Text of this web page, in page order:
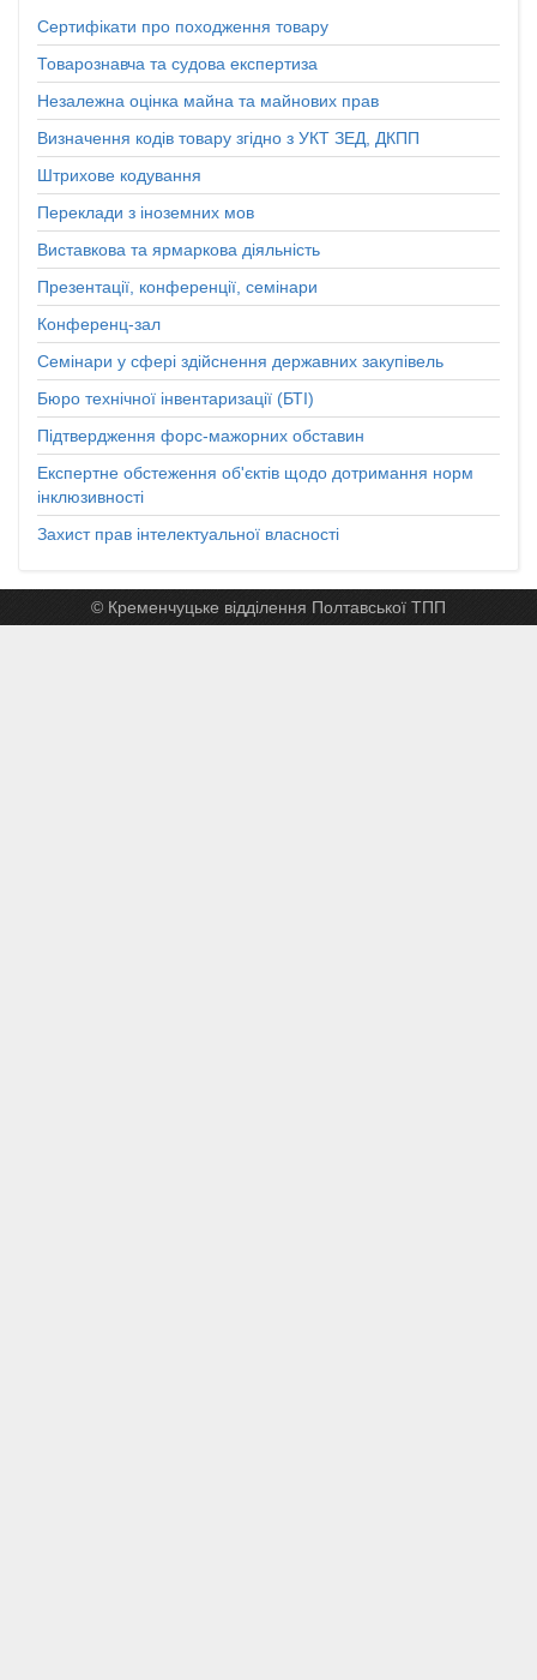
Сертифікати про походження товару
Товарознавча та судова експертиза
Незалежна оцінка майна та майнових прав
Визначення кодів товару згідно з УКТ ЗЕД, ДКПП
Штрихове кодування
Переклади з іноземних мов
Виставкова та ярмаркова діяльність
Презентації, конференції, семінари
Конференц-зал
Семінари у сфері здійснення державних закупівель
Бюро технічної інвентаризації (БТІ)
Підтвердження форс-мажорних обставин
Експертне обстеження об'єктів щодо дотримання норм
інклюзивності
Захист прав інтелектуальної власності
© Кременчуцьке відділення Полтавської ТПП